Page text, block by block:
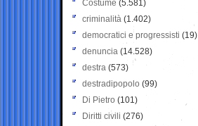
Costume (5.581)
criminalità (1.402)
democratici e progressisti (19)
denuncia (14.528)
destra (573)
destradipopolo (99)
Di Pietro (101)
Diritti civili (276)